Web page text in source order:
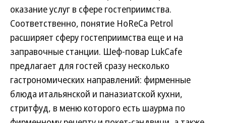
оказание услуг в сфере гостеприимства.
Соответственно, понятие HoReCa Petrol
расширяет сферу гостеприимства еще и на
заправочные станции. Шеф-повар LukCafe
предлагает для гостей сразу несколько
гастрономических направлений: фирменные
блюда итальянской и паназиатской кухни,
стритфуд, в меню которого есть шаурма по